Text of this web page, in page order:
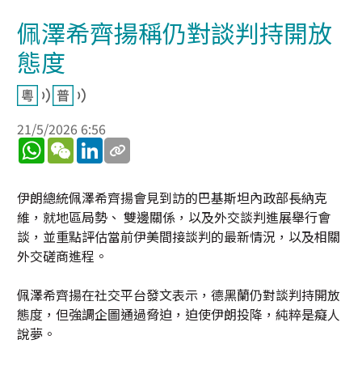
佩澤希齊揚稱仍對談判持開放
態度
21/5/2026 6:56
WhatsApp
WeChatLinkedIn
伊朗總統佩澤希齊揚會見到訪的巴基斯坦內政部長納克
維，就地區局勢、 雙邊關係，以及外交談判進展舉行會
談，並重點評估當前伊美間接談判的最新情況，以及相關
外交磋商進程。
佩澤希齊揚在社交平台發文表示，德黑蘭仍對談判持開放
態度，但強調企圖通過脅迫，迫使伊朗投降，純粹是癡人
說夢。